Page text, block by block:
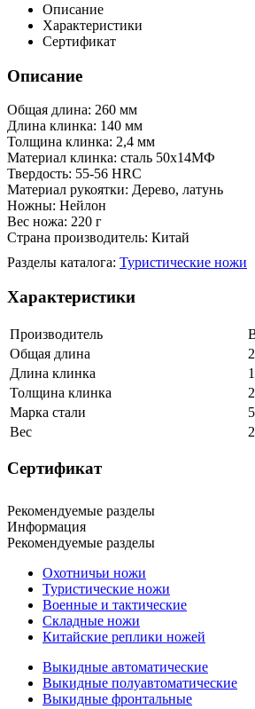
Описание
Характеристики
Сертификат
Описание
Общая длина: 260 мм
Длина клинка: 140 мм
Толщина клинка: 2,4 мм
Материал клинка: сталь 50х14МФ
Твердость: 55-56 HRC
Материал рукоятки: Дерево, латунь
Ножны: Нейлон
Вес ножа: 220 г
Страна производитель: Китай
Разделы каталога: Туристические ножи
Характеристики
Производитель
Общая длина
Длина клинка
Толщина клинка
Марка стали
Вес
Сертификат
Рекомендуемые разделы
Информация
Рекомендуемые разделы
Охотничьи ножи
Туристические ножи
Военные и тактические
Складные ножи
Китайские реплики ножей
Выкидные автоматические
Выкидные полуавтоматические
Выкидные фронтальные